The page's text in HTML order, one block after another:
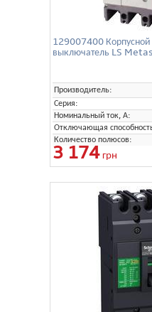
129007400 Корпусной
выключатель LS
Производитель:
Серия:
Номинальный ток, А:
Отключающая
Количество полюсов:
3 174грн